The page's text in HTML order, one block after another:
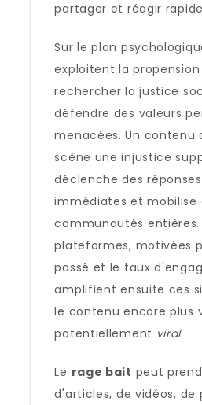
partager et réagir
Sur le plan
exploitent la
rechercher la justice
défendre des valeurs
menacées. Un contenu
scène une injustice
déclenche des
immédiates et mobilise
communautés entières.
plateformes, motivées
passé et le taux
amplifient ensuite ces
le contenu encore plus
potentiellement viral.
Le rage bait peut
d'articles, de vidéos, de